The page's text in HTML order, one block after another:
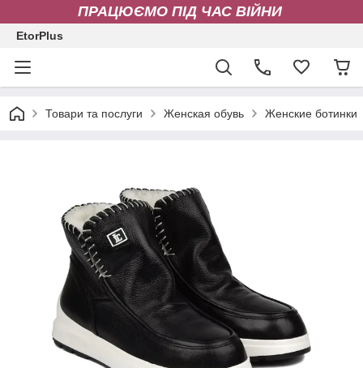
ПРАЦЮЄМО ПІД ЧАС ВІЙНИ
EtorPlus
Товари та послуги Женская обувь Женские ботинки